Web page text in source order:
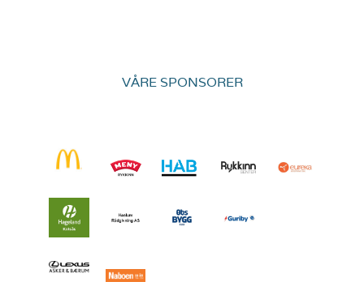
VÅRE SPONSORER